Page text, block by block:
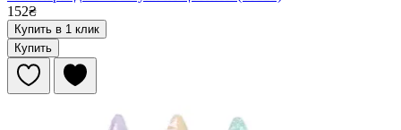
152₴
Купить в 1 клик
Купить